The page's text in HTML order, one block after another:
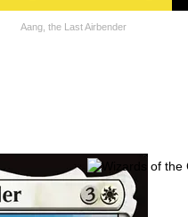
Aang, the Last Airbender